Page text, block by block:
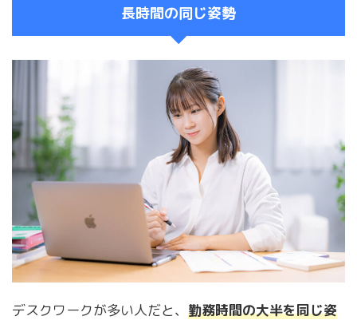
長時間の同じ姿勢
デスクワークが多い人だと、 勤務時間の大半を同じ姿